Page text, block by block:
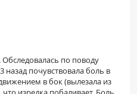
по поводу
почувствовала боль в
в бок (вылезала из